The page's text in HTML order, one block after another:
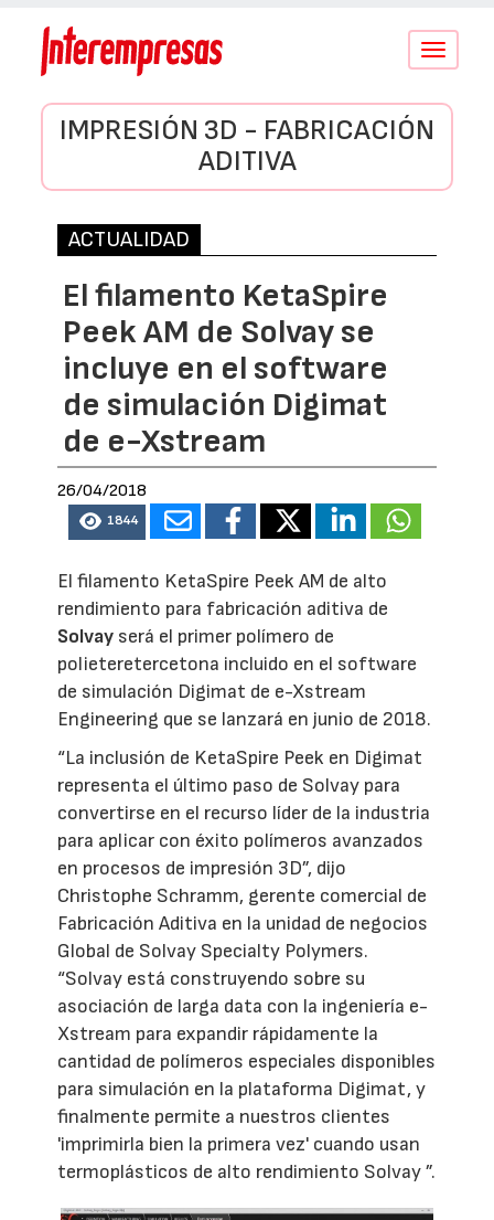
Conmutar
IMPRESIÓN 3D - FABRICACIÓN
ADITIVA
ACTUALIDAD
El filamento KetaSpire
Peek AM de Solvay se
incluye en el software
de simulación Digimat
de e-Xstream
26/04/2018
1844
El filamento KetaSpire Peek AM de alto
rendimiento para fabricación aditiva de
Solvay será el primer polímero de
polieteretercetona incluido en el software
de simulación Digimat de e-Xstream
Engineering que se lanzará en junio de 2018.
“La inclusión de KetaSpire Peek en Digimat
representa el último paso de Solvay para
convertirse en el recurso líder de la industria
para aplicar con éxito polímeros avanzados
en procesos de impresión 3D”, dijo
Christophe Schramm, gerente comercial de
Fabricación Aditiva en la unidad de negocios
Global de Solvay Specialty Polymers.
“Solvay está construyendo sobre su
asociación de larga data con la ingeniería e-
Xstream para expandir rápidamente la
cantidad de polímeros especiales disponibles
para simulación en la plataforma Digimat, y
finalmente permite a nuestros clientes
'imprimirla bien la primera vez' cuando usan
termoplásticos de alto rendimiento Solvay ”.